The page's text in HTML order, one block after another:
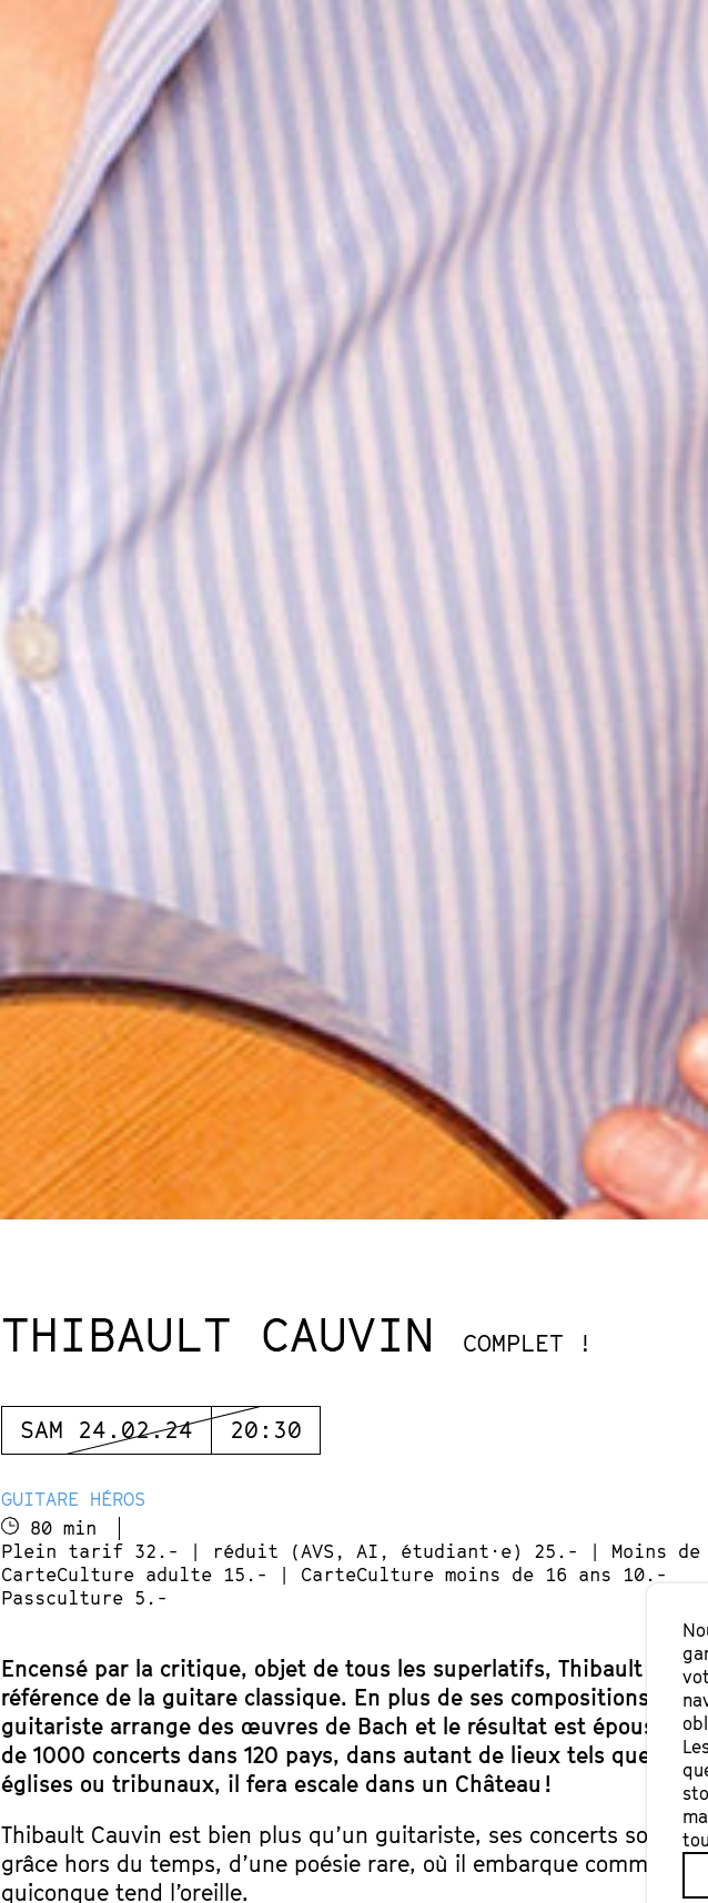
THIBAULT CAUVIN COMPLET !
SAM 24.02.24 20:30
GUITARE HÉROS
80 min
Plein tarif 32.- | réduit (AVS, AI, étudiant·e) 25.- | Moins de
CarteCulture adulte 15.- | CarteCulture moins de 16 ans 10.-
Passculture 5.-
Encensé par la critique, objet de tous les superlatifs, Thibault
référence de la guitare classique. En plus de ses compositions
guitariste arrange des œuvres de Bach et le résultat est
de 1000 concerts dans 120 pays, dans autant de lieux tels que
églises ou tribunaux, il fera escale dans un Château !
Thibault Cauvin est bien plus qu’un guitariste, ses concerts sont
grâce hors du temps, d’une poésie rare, où il embarque comme
quiconque tend l’oreille.